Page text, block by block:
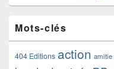
Mots-clés
404 Editions action amitie